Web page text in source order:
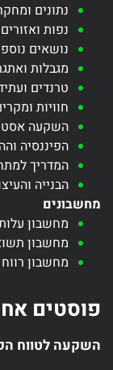
נתונים
נפות
נושאים
מגבלות
טרנדים
חוויות
השקעה
הפיננסיה
המדריך
הבנייה
מחשבונים
מחשבון
מחשבון
מחשבון רווח
פוסטים
השקעה לטווח